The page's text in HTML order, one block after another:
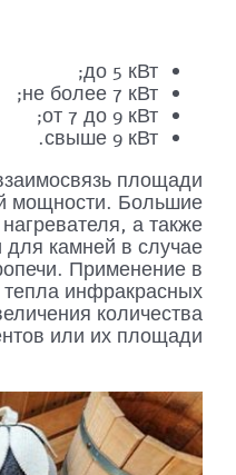
до 5 кВт;
не более 7 кВт;
от 7 до 9 кВт;
свыше 9 кВт.
площади
мощности. Большие
а также
для камней в случае
Применение в
тепла инфракрасных
количества
или их площади.